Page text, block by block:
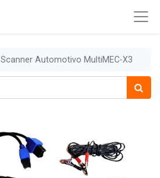
Scanner Automotivo MultiMEC-X3